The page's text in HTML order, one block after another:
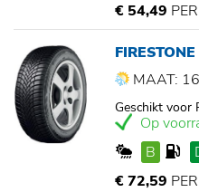
€ 54,49
MAAT:
Geschikt voor
Op
B
€ 72,59